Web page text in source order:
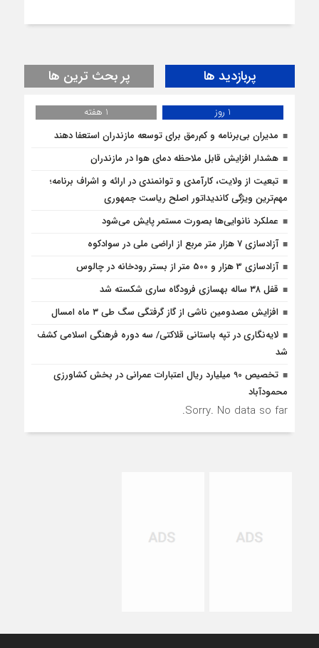
پربازدید ها پر بحث ترین ها
1 روز
1 هفته
مدیران بی‌برنامه و کم‌رمق برای توسعه مازندران استعفا دهند
هشدار افزایش قابل ملاحظه دمای هوا در مازندران
تبعیت از ولایت، کارآمدی و توانمندی در ارائه و اشراف برنامه؛
مهم‌ترین ویژگی کاندیداتور اصلح ریاست جمهوری
عملکرد نانوایی‌ها بصورت مستمر پایش می‌شود
آزادسازی 7 هزار متر مربع از اراضی ملی در سوادکوه
آزادسازی 3 هزار و 500 متر از بستر رودخانه در چالوس
قفل ۳۸ ساله بهسازی فرودگاه ساری شکسته شد
افزایش مصدومین ناشی از گاز گرفتگی سگ طی ۳ ماه امسال
لایه‌نگاری در تپه باستانی قلاکتی/ سه دوره فرهنگی اسلامی کشف
شد
تخصیص 90 میلیارد ریال اعتبارات عمرانی در بخش کشاورزی
محمودآباد
Sorry. No data so far.